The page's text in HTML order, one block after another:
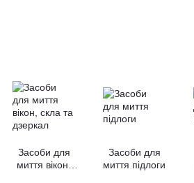
Засоби для
миття вікон,
Засоби для
миття підлоги